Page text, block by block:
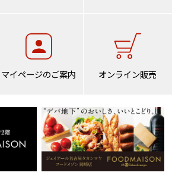
マイページのご案内 オンライン販売